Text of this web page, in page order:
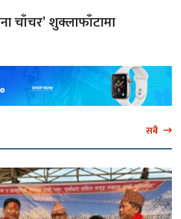
चाँचर’ शुक्लाफाँटामा
सबै